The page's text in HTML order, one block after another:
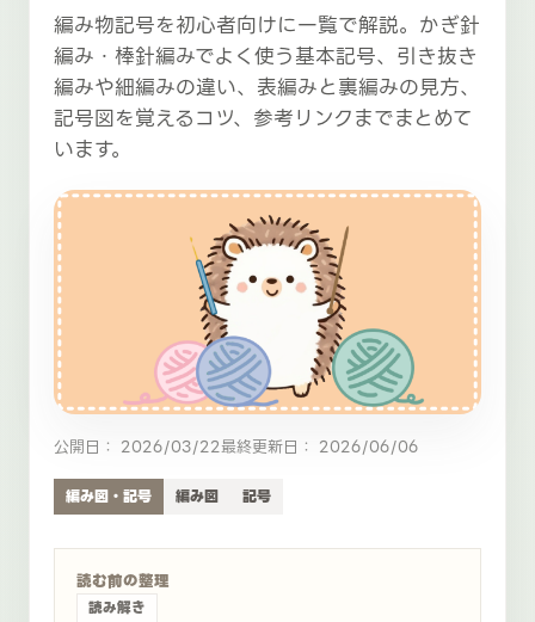
編み物記号を初心者向けに一覧で解説。かぎ針
編み・棒針編みでよく使う基本記号、引き抜き
編みや細編みの違い、表編みと裏編みの見方、
記号図を覚えるコツ、参考リンクまでまとめて
います。
公開日： 2026/03/22最終更新日： 2026/06/06
編み図・記号 編み図 記号
読む前の整理
読み解き